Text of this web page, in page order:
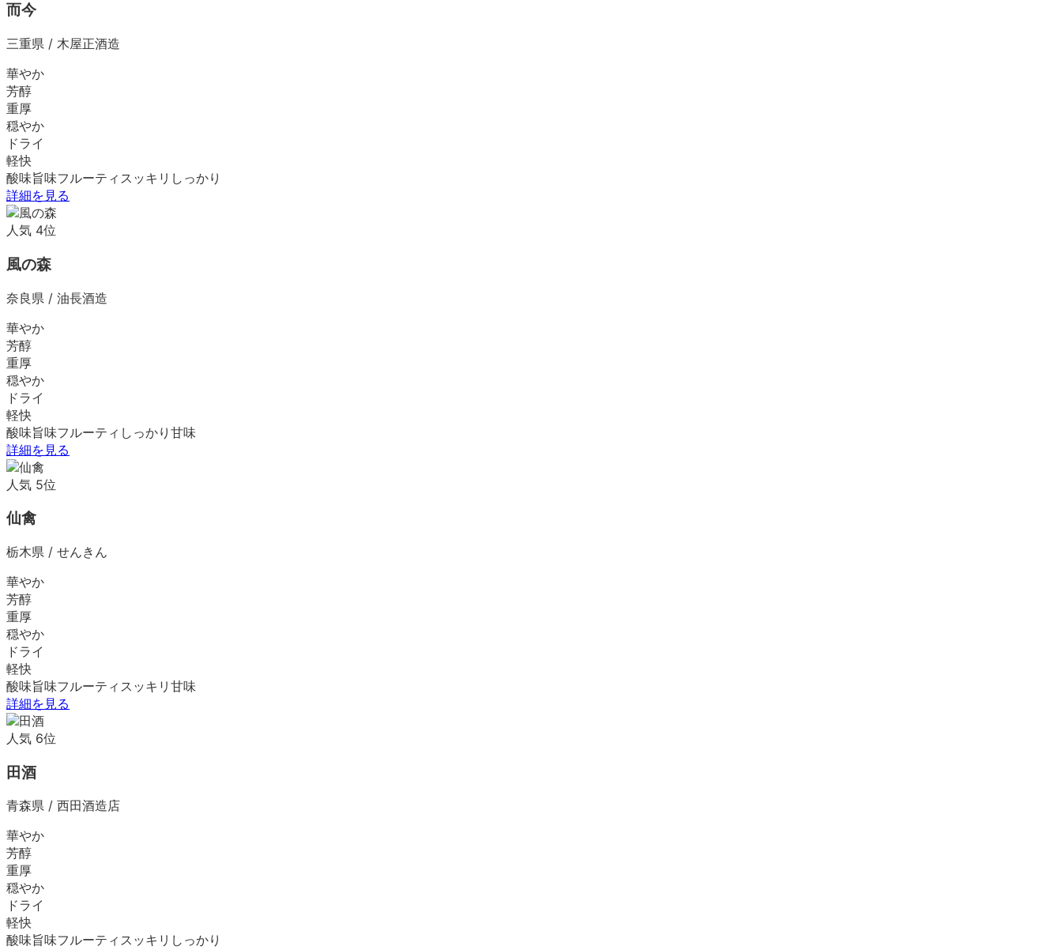
而今
三重県 / 木屋正酒造
華やか
芳醇
重厚
穏やか
ドライ
軽快
酸味旨味フルーティ スッキリ しっかり
詳細を見る
人気 4位
風の森
奈良県 / 油長酒造
華やか
芳醇
重厚
穏やか
ドライ
軽快
酸味旨味フルーティ しっかり 甘味
詳細を見る
人気 5位
仙禽
栃木県 / せんきん
華やか
芳醇
重厚
穏やか
ドライ
軽快
酸味旨味フルーティ スッキリ 甘味
詳細を見る
人気 6位
田酒
青森県 / 西田酒造店
華やか
芳醇
重厚
穏やか
ドライ
軽快
酸味旨味フルーティ スッキリ しっかり